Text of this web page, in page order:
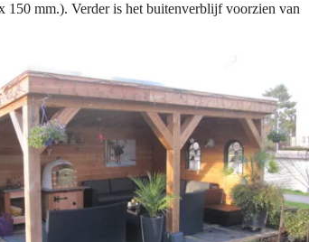
150 mm.). Verder is het buitenverblijf voorzien van